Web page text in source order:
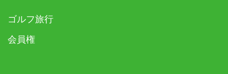
ゴルフ旅行
会員権